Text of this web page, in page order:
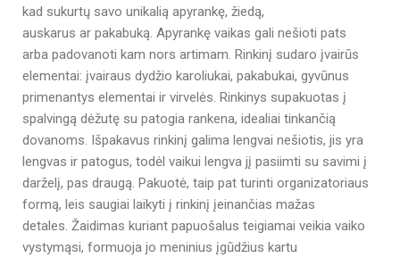
kad sukurtų savo unikalią apyrankę, žiedą,
auskarus ar pakabuką. Apyrankę vaikas gali nešioti pats
arba padovanoti kam nors artimam. Rinkinį sudaro įvairūs
elementai: įvairaus dydžio karoliukai, pakabukai, gyvūnus
primenantys elementai ir virvelės. Rinkinys supakuotas į
spalvingą dėžutę su patogia rankena, idealiai tinkančią
dovanoms. Išpakavus rinkinį galima lengvai nešiotis, jis yra
lengvas ir patogus, todėl vaikui lengva jį pasiimti su savimi į
darželį, pas draugą. Pakuotė, taip pat turinti organizatoriaus
formą, leis saugiai laikyti į rinkinį įeinančias mažas
detales. Žaidimas kuriant papuošalus teigiamai veikia vaiko
vystymąsi, formuoja jo meninius įgūdžius kartu